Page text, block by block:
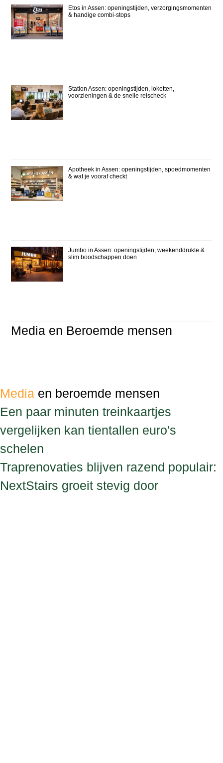
Etos in Assen: openingstijden, verzorgingsmomenten
& handige combi-stops
Station Assen: openingstijden, loketten,
voorzieningen & de snelle reischeck
Apotheek in Assen: openingstijden, spoedmomenten
& wat je vooraf checkt
Jumbo in Assen: openingstijden, weekenddrukte &
slim boodschappen doen
Media en Beroemde mensen
Media en beroemde mensen
Een paar minuten treinkaartjes
vergelijken kan tientallen euro's
schelen
Traprenovaties blijven razend populair:
NextStairs groeit stevig door